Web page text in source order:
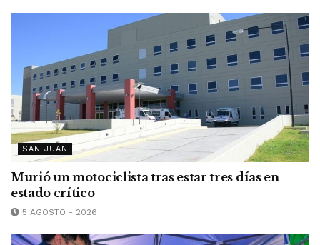
SAN JUAN
Murió un motociclista tras estar tres días en
estado crítico
5 AGOSTO - 2026